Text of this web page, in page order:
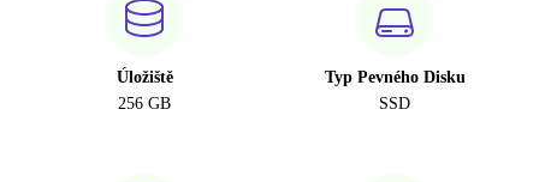
Úložiště
256 GB
Typ Pevného Disku
SSD